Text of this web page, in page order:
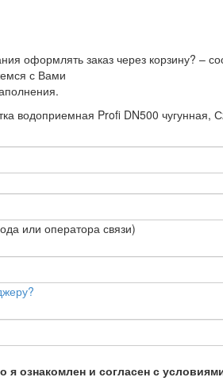
оформлять заказ через корзину? –
с Вами
водоприемная Profi DN500 чугунная,
или оператора связи)
ознакомлен и согласен с